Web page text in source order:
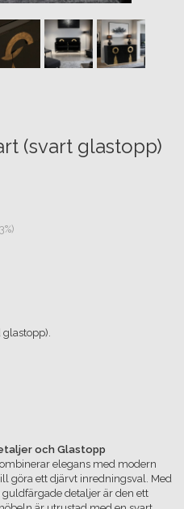
(svart glastopp)
glastopp).
och Glastopp
elegans med modern
göra ett djärvt inredningsval. Med
detaljer är den ett